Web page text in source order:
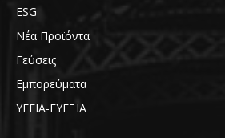
ESG
Νέα Προϊόντα
Γεύσεις
Εμπορεύματα
ΥΓΕΙΑ-ΕΥΕΞΙΑ